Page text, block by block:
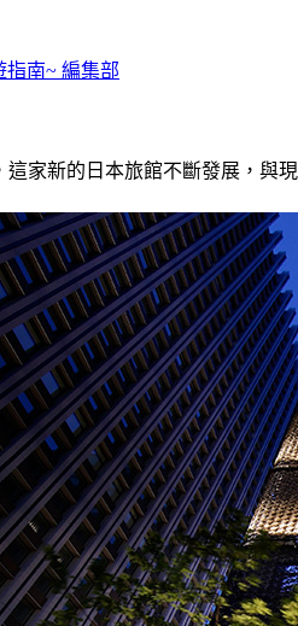
指南~ 編集部
家新的日本旅館不斷發展，與現